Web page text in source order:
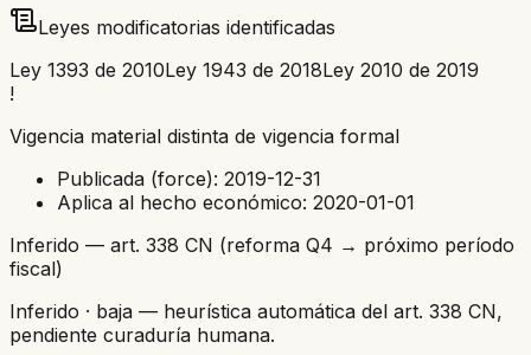
Leyes modificatorias identificadas
Ley 1393 de 2010Ley 1943 de 2018Ley 2010 de 2019
!
Vigencia material distinta de vigencia formal
Publicada (force): 2019-12-31
Aplica al hecho económico: 2020-01-01
Inferido — art. 338 CN (reforma Q4 → próximo período
fiscal)
Inferido · baja — heurística automática del art. 338 CN,
pendiente curaduría humana.